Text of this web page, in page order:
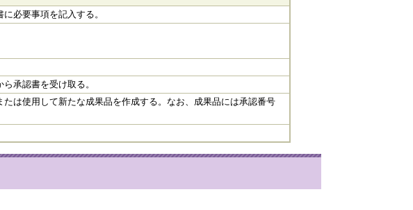
必要事項を記入する。
承認書を受け取る。
は使用して新たな成果品を作成する。なお、成果品には承認番号